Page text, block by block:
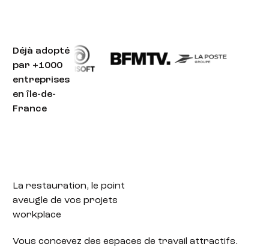
Déjà adopté
par +1000
entreprises
en île-de-
France
La restauration, le point
aveugle de vos projets
workplace
Vous concevez des espaces de travail attractifs.